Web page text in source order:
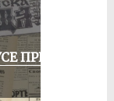
ПРЕЗ